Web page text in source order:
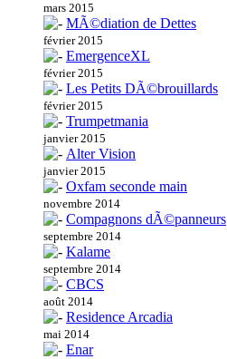
mars 2015
MÃ©diation de Dettes
février 2015
EmergenceXL
février 2015
Les Petits DÃ©brouillards
février 2015
Trumpetmania
janvier 2015
Alter Vision
janvier 2015
Oxfam seconde main
novembre 2014
Compagnons dÃ©panneurs
septembre 2014
Kalame
septembre 2014
CBCS
août 2014
Residence Arcadia
mai 2014
Enar